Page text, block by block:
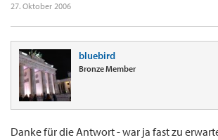
27. Oktober 2006
bluebird
Bronze Member
Danke für die Antwort - war ja fast zu